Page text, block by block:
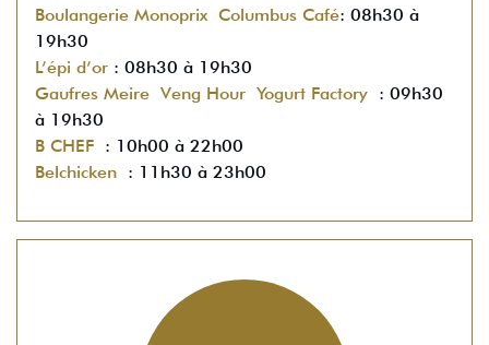
Boulangerie Monoprix Columbus Café: 08h30 à
19h30
L’épi d’or : 08h30 à 19h30
Gaufres Meire Veng Hour Yogurt Factory : 09h30
à 19h30
B CHEF : 10h00 à 22h00
Belchicken : 11h30 à 23h00